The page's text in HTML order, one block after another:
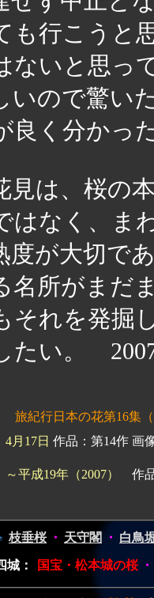
も行こうと
ないと思っ
いので驚い
良く分かっ
は、桜の
はなく、ま
度が大切で
名所がまだ
それを発掘
たい。
旅紀行日本の花第16集
4月17日 作品：第14作 画像：（大42+小11） 頁数：4 ファイル数：109 ファイル容
平成19年（2007）
作
枝垂桜 ・ 天守閣 ・ 白鳥
城： 国宝・松本城の桜 ・